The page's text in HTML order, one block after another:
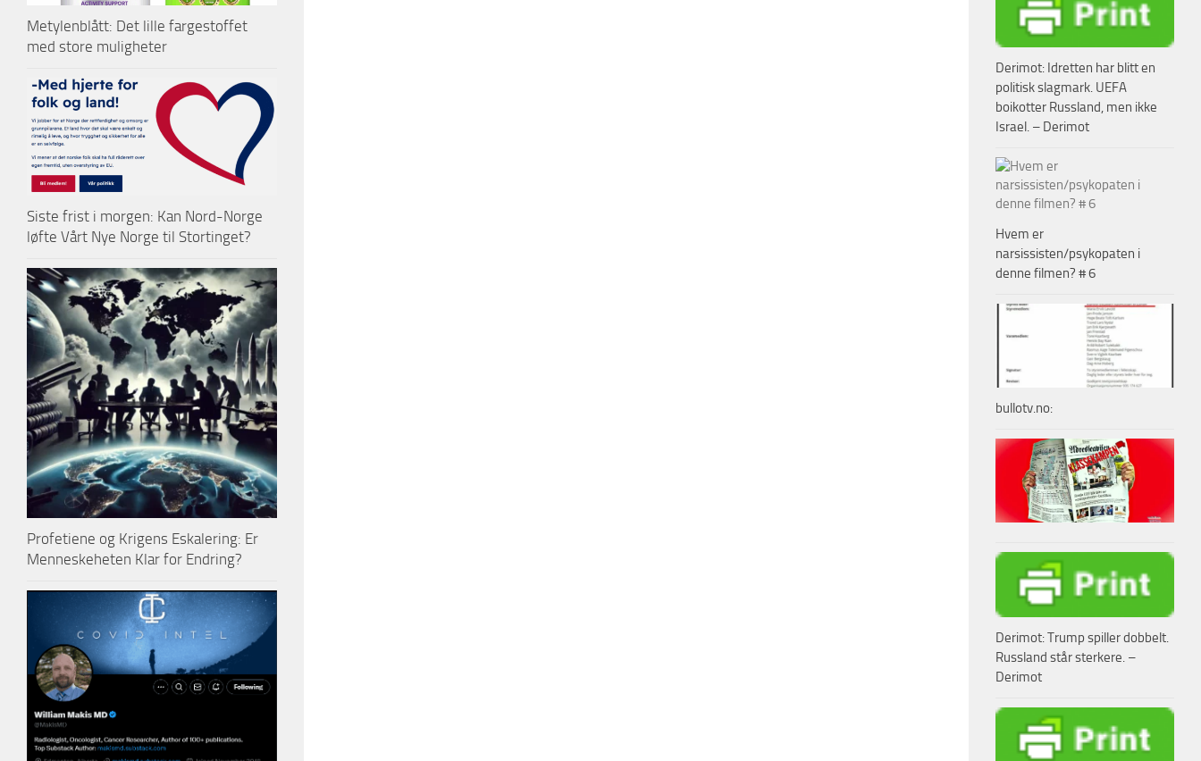
Metylenblått: Det lille fargestoffet
med store muligheter
Siste frist i morgen: Kan Nord-Norge
løfte Vårt Nye Norge til Stortinget?
Profetiene og Krigens Eskalering: Er
Menneskeheten Klar for Endring?
Derimot: Idretten har blitt en
politisk slagmark. UEFA
boikotter Russland, men ikke
Israel. – Derimot
Hvem er
narsissisten/psykopaten i
denne filmen? # 6
bullotv.no:
Derimot: Trump spiller dobbelt.
Russland står sterkere. –
Derimot